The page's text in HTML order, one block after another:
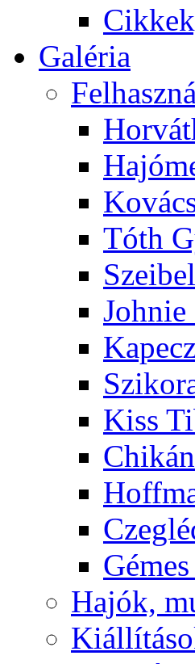
Galéria
Tóth
Johnie
Kiss
Hajók,